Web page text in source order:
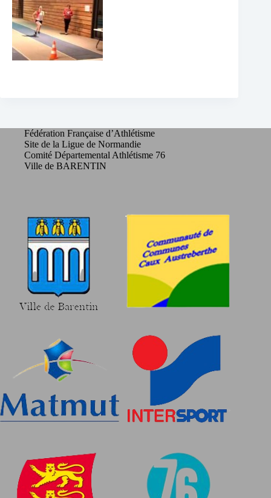
Fédération Française d’Athlétisme
Site de la Ligue de Normandie
Comité Départemental Athlétisme 76
Ville de BARENTIN